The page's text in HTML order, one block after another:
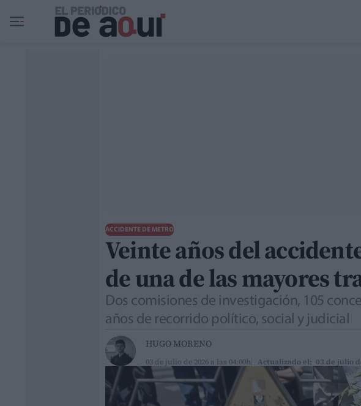
Ir al contenido principal
ACCIDENTE DE METRO
Veinte años del
de una de las mayores
Dos comisiones de investigación, 105
años de recorrido político, social y judicial
HUGO MORENO
03 de julio de 2026 a las 04:00h Actualizado el: 03 de julio